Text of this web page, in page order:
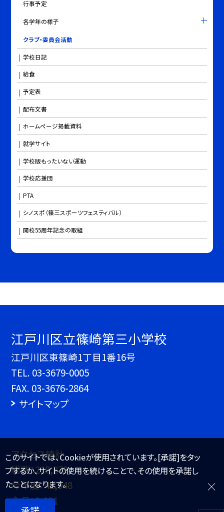
行事予定
各学年の様子
クラブ・委員会活動
学校日記
給食
予定表
配布文書
ホームページ掲載資料
就学サイト
学校版もったいない運動
学校応援団
PTA
シノスポ（篠三スポーツフェスティバル）
開校55周年記念の取組
江戸川区立篠崎第三小学校
江戸川区東篠崎1丁目1番16号
TEL. 03-3679-0005
FAX. 03-3676-2864
サイトマップ
アクセス統計
総数：218,278
今年度：42,948
今月：2,021
このサイトでは、Cookieが使用されています。[承諾]をタッ
プするか、サイトの使用を続けることで、その使用を承諾し
たことになります。